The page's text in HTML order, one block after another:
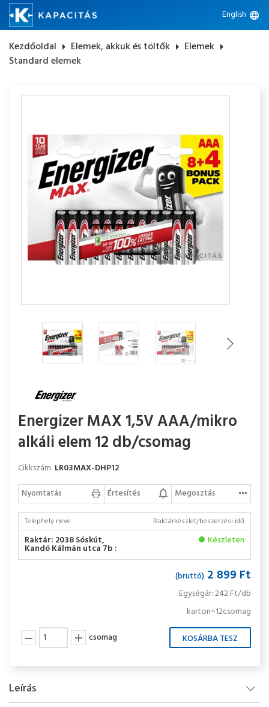
English language
Kezdőoldal arrow_right Elemek, akkuk és töltők arrow_right Elemek arrow_right
Standard elemek
Energizer MAX 1,5V AAA/mikro
alkáli elem 12 db/csomag
Cikkszám: LR03MAX-DHP12
Nyomtatás
Értesítés Megosztás
Telephely neve Raktárkészlet/beszerzési idő
Raktár: 2038 Sóskút,
Kandó Kálmán utca 7b :
Készleten
(bruttó) 2 899 Ft
Egységár: 242 Ft/db
karton=12csomag
csomag
Leírás